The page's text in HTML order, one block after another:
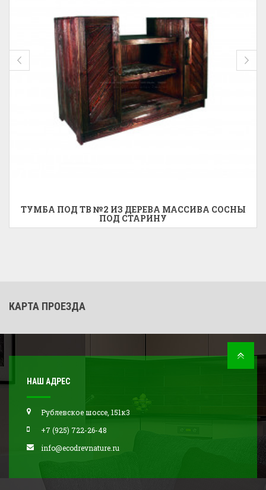
ТУМБА ПОД ТВ №2 ИЗ ДЕРЕВА МАССИВА СОСНЫ
ПОД СТАРИНУ
КАРТА ПРОЕЗДА
НАШ АДРЕС
Рублевское шоссе, 151к3
+7 (925) 722-26-48
info@ecodrevnature.ru